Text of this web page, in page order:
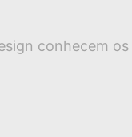
conhecem